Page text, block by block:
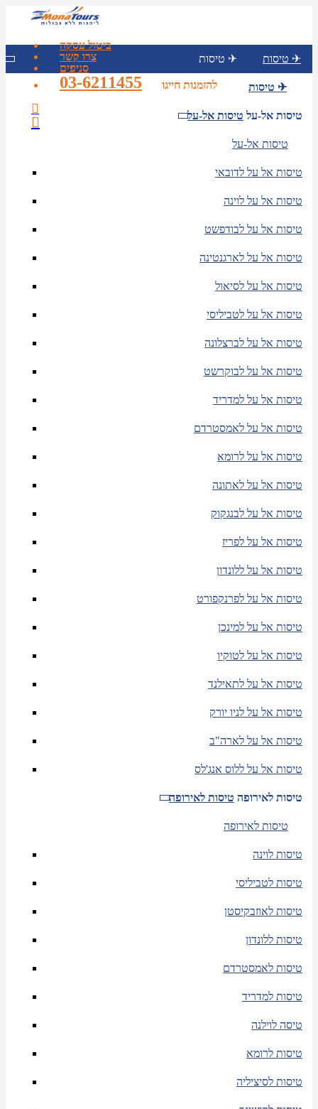
ביטול עסקה
צרו קשר
סניפים
להזמנות חייגו
03-6211455
טיסות ✈ טיסות ✈
טיסות ✈
טיסות אל-על טיסות אל-על
טיסות אל-על
טיסות אל על לדובאי
טיסות אל על לוינה
טיסות אל על לבודפשט
טיסות אל על לארגנטינה
טיסות אל על לסיאול
טיסות אל על לטביליסי
טיסות אל על לברצלונה
טיסות אל על לבוקרשט
טיסות אל על למדריד
טיסות אל על לאמסטרדם
טיסות אל על לרומא
טיסות אל על לאתונה
טיסות אל על לבנגקוק
טיסות אל על לפריז
טיסות אל על ללונדון
טיסות אל על לפרנקפורט
טיסות אל על למינכן
טיסות אל על לטוקיו
טיסות אל על לתאילנד
טיסות אל על לניו יורק
טיסות אל על לארה"ב
טיסות אל על ללוס אנג'לס
טיסות לאירופה טיסות לאירופה
טיסות לאירופה
טיסות לוינה
טיסות לטביליסי
טיסות לאוזבקיסטן
טיסות ללונדון
טיסות לאמסטרדם
טיסות למדריד
טיסה לוילנה
טיסות לרומא
טיסות לסיציליה